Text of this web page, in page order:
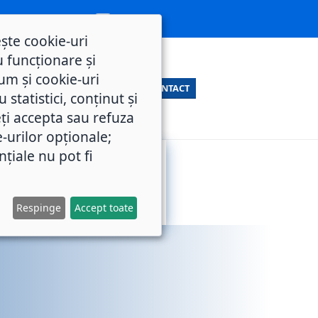
CONTACT
cookie-uri
funcționare și
și cookie-uri
statistici, conținut și
accepta sau refuza
urilor opționale;
nu pot fi
Respinge Accept toate